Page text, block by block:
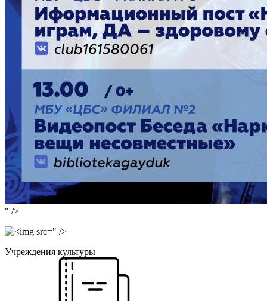
" />
" />
Учреждения культуры